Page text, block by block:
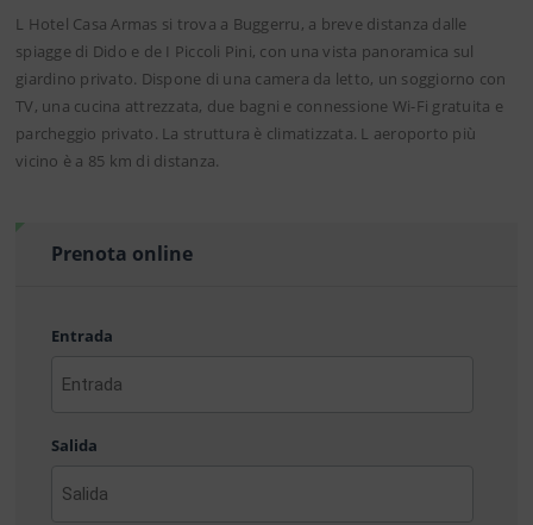
L Hotel Casa Armas si trova a Buggerru, a breve distanza dalle
spiagge di Dido e de I Piccoli Pini, con una vista panoramica sul
giardino privato. Dispone di una camera da letto, un soggiorno con
TV, una cucina attrezzata, due bagni e connessione Wi-Fi gratuita e
parcheggio privato. La struttura è climatizzata. L aeroporto più
vicino è a 85 km di distanza.
Prenota online
Entrada
AAAA
MM
DD
Salida
AAAA